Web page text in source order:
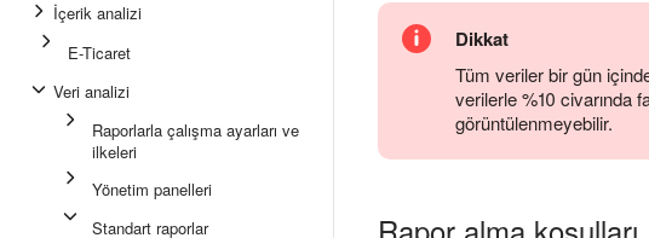
İçerik analizi
E-Ticaret
Veri analizi
Raporlarla çalışma ayarları ve
ilkeleri
Yönetim panelleri
Standart raporlar
Dikkat
Tüm veriler bir gün
verilerle %10 civarında
görüntülenmeyebilir.